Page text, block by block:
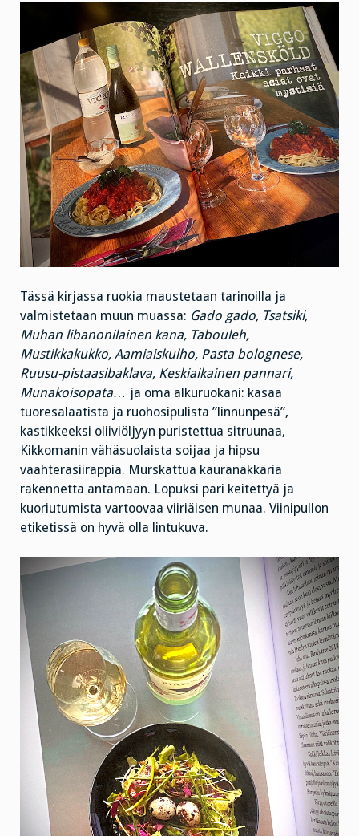
Tässä kirjassa ruokia maustetaan tarinoilla ja
valmistetaan muun muassa: Gado gado, Tsatsiki,
Muhan libanonilainen kana, Tabouleh,
Mustikkakukko, Aamiaiskulho, Pasta bolognese,
Ruusu-pistaasibaklava, Keskiaikainen pannari,
Munakoisopata… ja oma alkuruokani: kasaa
tuoresalaatista ja ruohosipulista ”linnunpesä”,
kastikkeeksi oliiviöljyyn puristettua sitruunaa,
Kikkomanin vähäsuolaista soijaa ja hipsu
vaahterasiirappia. Murskattua kauranäkkäriä
rakennetta antamaan. Lopuksi pari keitettyä ja
kuoriutumista vartoovaa viiriäisen munaa. Viinipullon
etiketissä on hyvä olla lintukuva.